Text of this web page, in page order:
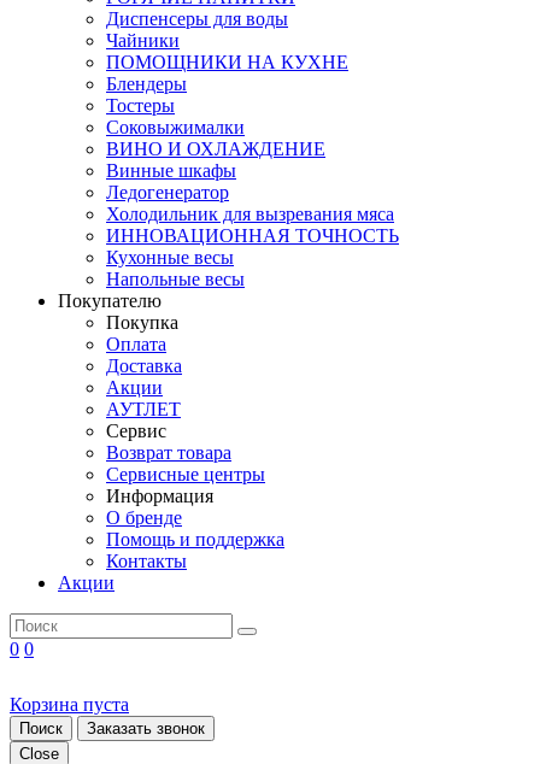
Диспенсеры для воды
Чайники
ПОМОЩНИКИ НА КУХНЕ
Блендеры
Тостеры
Соковыжималки
ВИНО И ОХЛАЖДЕНИЕ
Винные шкафы
Ледогенератор
Холодильник для вызревания мяса
ИННОВАЦИОННАЯ ТОЧНОСТЬ
Кухонные весы
Напольные весы
Покупателю
Покупка
Оплата
Доставка
Акции
АУТЛЕТ
Сервис
Возврат товара
Сервисные центры
Информация
О бренде
Помощь и поддержка
Контакты
Акции
0 0
Корзина пуста
Поиск
Заказать звонок
Close